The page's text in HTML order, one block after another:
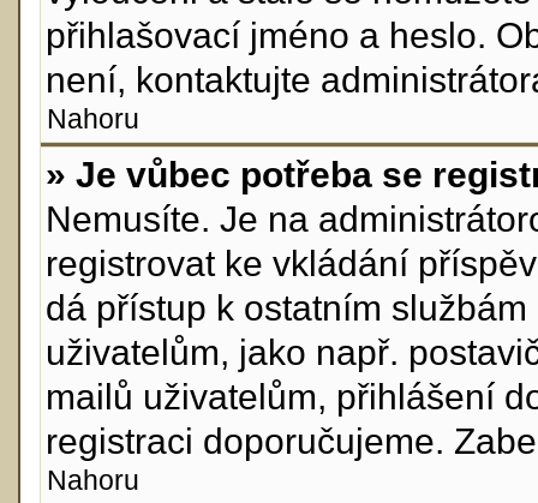
přihlašovací jméno a heslo.
není, kontaktujte
Nahoru
» Je vůbec potřeba se
Nemusíte. Je na
registrovat ke vkládání
dá přístup k ostatním
uživatelům, jako např.
mailů uživatelům, přihlášení
registraci doporučujeme.
Nahoru